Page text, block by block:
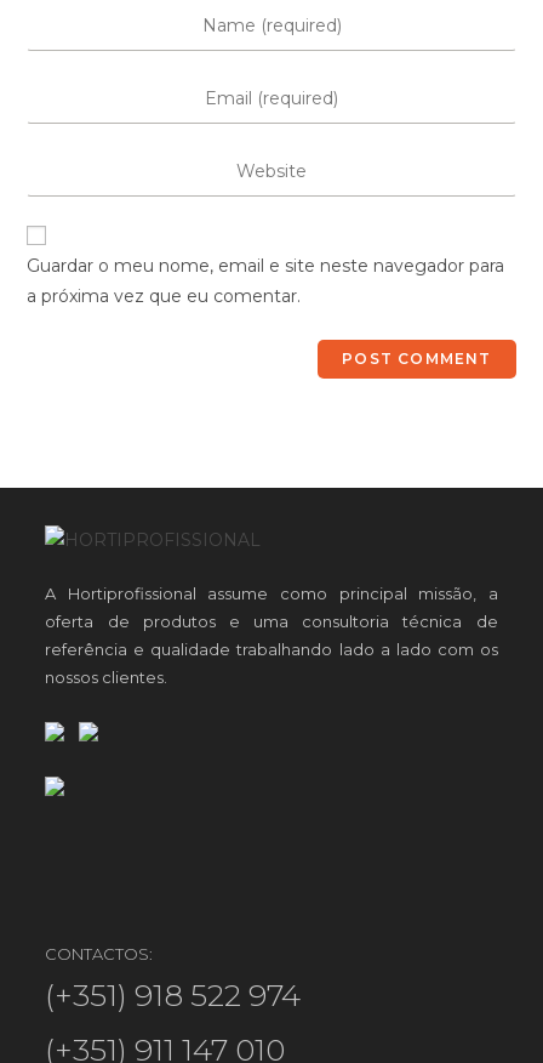
Guardar o meu nome, email e site neste navegador para
a próxima vez que eu comentar.
A Hortiprofissional assume como principal missão, a
oferta de produtos e uma consultoria técnica de
referência e qualidade trabalhando lado a lado com os
nossos clientes.
CONTACTOS:
(+351) 918 522 974
(+351) 911 147 010